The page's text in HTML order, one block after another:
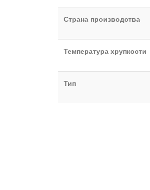
Страна производства
Температура хрупкости
Тип